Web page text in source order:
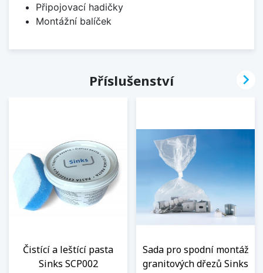
Připojovací hadičky
Montážní balíček
Příslušenství
Čistící a leštící pasta
Sinks SCP002
Sada pro spodní montáž
granitových dřezů Sinks
